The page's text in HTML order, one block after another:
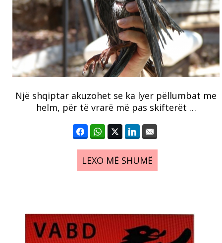
Një shqiptar akuzohet se ka lyer pëllumbat me
helm, për të vrarë më pas skifterët …
LEXO MË SHUMË